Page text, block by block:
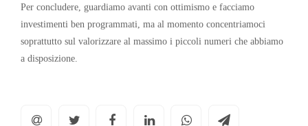
Per concludere, guardiamo avanti con ottimismo e facciamo
investimenti ben programmati, ma al momento concentriamoci
soprattutto sul valorizzare al massimo i piccoli numeri che abbiamo
a disposizione.